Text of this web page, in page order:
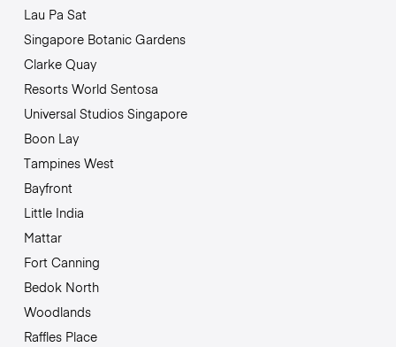
Lau Pa Sat
Singapore Botanic Gardens
Clarke Quay
Resorts World Sentosa
Universal Studios Singapore
Boon Lay
Tampines West
Bayfront
Little India
Mattar
Fort Canning
Bedok North
Woodlands
Raffles Place